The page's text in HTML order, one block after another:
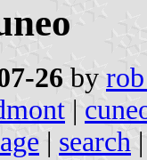
26 by
|
| search